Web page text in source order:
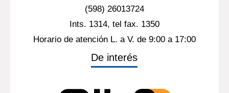
(598) 26013724
Ints. 1314, tel fax. 1350
Horario de atención L. a V. de 9:00 a 17:00
De interés